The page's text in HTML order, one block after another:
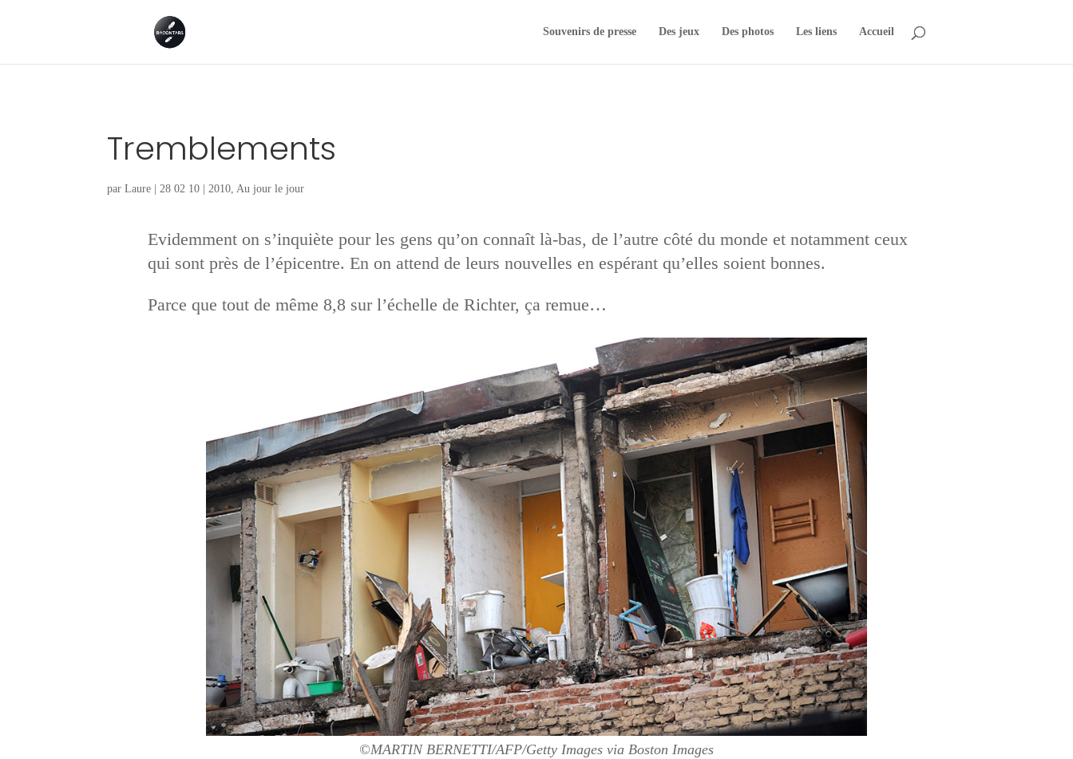
Souvenirs de presse Des jeux Des photos Les liens Accueil
Tremblements
parLaure | 28 02 10 | 2010 Au jour le jour
Evidemment on s’inquiète pour les gens qu’on connaît là-bas, de l’autre côté du monde et notamment ceux
qui sont près de l’épicentre. En on attend de leurs nouvelles en espérant qu’elles soient bonnes.
Parce que tout de même 8,8 sur l’échelle de Richter, ça remue…
©MARTIN BERNETTI/AFP/Getty Images via Boston Images